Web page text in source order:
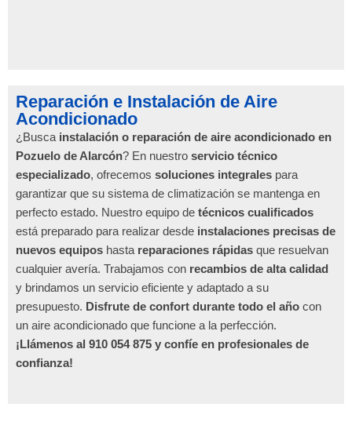
Reparación e Instalación de Aire
Acondicionado
¿Busca instalación o reparación de aire acondicionado en
Pozuelo de Alarcón? En nuestro servicio técnico
especializado, ofrecemos soluciones integrales para
garantizar que su sistema de climatización se mantenga en
perfecto estado. Nuestro equipo de técnicos cualificados
está preparado para realizar desde instalaciones precisas de
nuevos equipos hasta reparaciones rápidas que resuelvan
cualquier avería. Trabajamos con recambios de alta calidad
y brindamos un servicio eficiente y adaptado a su
presupuesto. Disfrute de confort durante todo el año con
un aire acondicionado que funcione a la perfección.
¡Llámenos al 910 054 875 y confíe en profesionales de
confianza!